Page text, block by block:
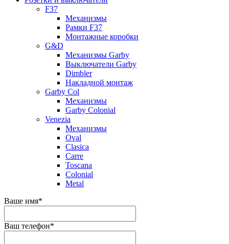
F37
Механизмы
Рамки F37
Монтажные коробки
G&D
Механизмы Garby
Выключатели Garby
Dimbler
Накладной монтаж
Garby Col
Механизмы
Garby Colonial
Venezia
Механизмы
Oval
Clasica
Carre
Toscana
Colonial
Metal
Ваше имя*
Ваш телефон*